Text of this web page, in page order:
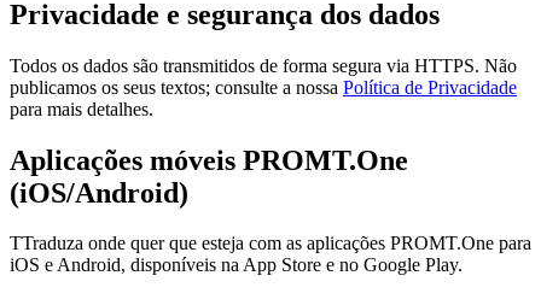
Privacidade e segurança dos dados
Todos os dados são transmitidos de forma segura via HTTPS. Não
publicamos os seus textos; consulte a nossa Política de Privacidade
para mais detalhes.
Aplicações móveis PROMT.One
(iOS/Android)
TTraduza onde quer que esteja com as aplicações PROMT.One para
iOS e Android, disponíveis na App Store e no Google Play.